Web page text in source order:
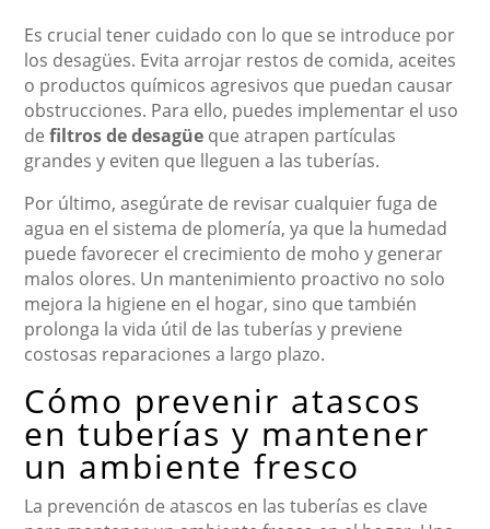
Es crucial tener cuidado con lo que se introduce por
los desagües. Evita arrojar restos de comida, aceites
o productos químicos agresivos que puedan causar
obstrucciones. Para ello, puedes implementar el uso
defiltros de desagüe que atrapen partículas
grandes y eviten que lleguen a las tuberías.
Por último, asegúrate de revisar cualquier fuga de
agua en el sistema de plomería, ya que la humedad
puede favorecer el crecimiento de moho y generar
malos olores. Un mantenimiento proactivo no solo
mejora la higiene en el hogar, sino que también
prolonga la vida útil de las tuberías y previene
costosas reparaciones a largo plazo.
Cómo prevenir atascos
en tuberías y mantener
un ambiente fresco
La prevención de atascos en las tuberías es clave